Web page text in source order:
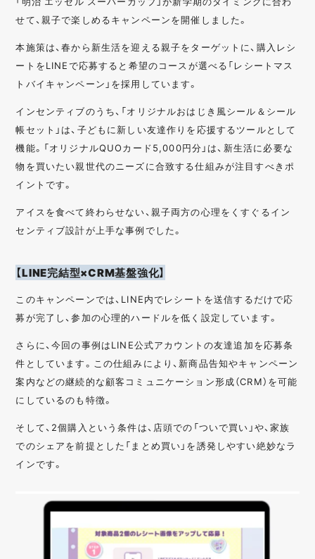
せて、親子で楽しめるキャンペーンを開催しました。
本施策は、春から新生活を迎える親子をターゲットに、購入レシ
ートをLINEで応募すると希望のコースが選べる「レシートマス
トバイキャンペーン」を採用しています。
インセンティブのうち、「オリジナルおはじき風シール＆シール
帳セット」は、子どもに新しい友達作りを応援するツールとして
機能。「オリジナルQUOカード5,000円分」は、新生活に必要な
物を買いたい親世代のニーズに合致する仕組みが注目すべきポ
イントです。
アイスを食べて終わらせない、親子両方の心理をくすぐるイン
センティブ設計が上手な事例でした。
【LINE完結型×CRM基盤強化】
このキャンペーンでは、LINE内でレシートを送信するだけで応
募が完了し、参加の心理的ハードルを低く設定しています。
さらに、今回の事例はLINE公式アカウントの友達追加を応募条
件としています。この仕組みにより、新商品告知やキャンペーン
案内などの継続的な顧客コミュニケーション形成（CRM）を可能
にしているのも特徴。
そして、2個購入という条件は、店頭での「ついで買い」や、家族
でのシェアを前提とした「まとめ買い」を誘発しやすい絶妙なラ
インです。